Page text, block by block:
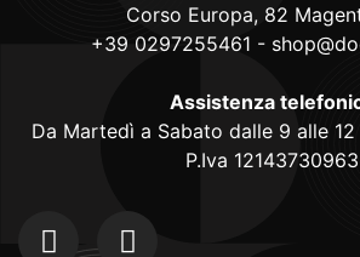
Corso Europa, 82
+39 0297255461 -
Assistenza
Da Martedì a Sabato dalle 9 alle 12
P.Iva 12143730963